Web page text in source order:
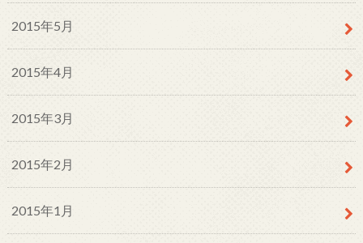
2015年5月
2015年4月
2015年3月
2015年2月
2015年1月